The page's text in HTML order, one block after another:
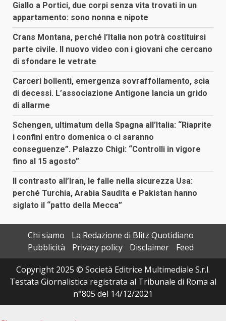
Giallo a Portici, due corpi senza vita trovati in un
appartamento: sono nonna e nipote
Crans Montana, perché l’Italia non potrà costituirsi
parte civile. Il nuovo video con i giovani che cercano
di sfondare le vetrate
Carceri bollenti, emergenza sovraffollamento, scia
di decessi. L’associazione Antigone lancia un grido
di allarme
Schengen, ultimatum della Spagna all’Italia: “Riaprite
i confini entro domenica o ci saranno
conseguenze”. Palazzo Chigi: “Controlli in vigore
fino al 15 agosto”
Il contrasto all’Iran, le falle nella sicurezza Usa:
perché Turchia, Arabia Saudita e Pakistan hanno
siglato il “patto della Mecca”
Chi siamo
La Redazione di Blitz Quotidiano
Pubblicità
Privacy policy Disclaimer
Feed
Copyright 2025 © Società Editrice Multimediale S.r.l.
Testata Giornalistica registrata al Tribunale di Roma al
n°805 del 14/12/2021